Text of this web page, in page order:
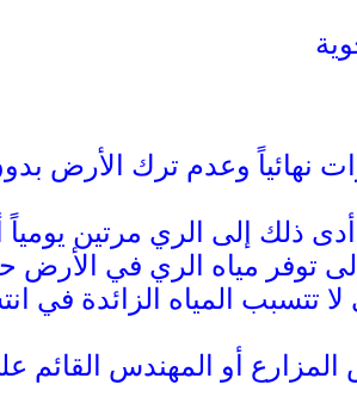
نهائياً وعدم ترك الأرض
أدى ذلك إلى الري مرتين
إلى توفر مياه الري في
المياه الزائدة في
أو المهندس القائم